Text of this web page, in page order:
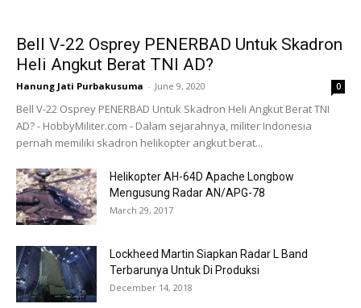
Bell V-22 Osprey PENERBAD Untuk Skadron
Heli Angkut Berat TNI AD?
Hanung Jati Purbakusuma - June 9, 2020 0
Bell V-22 Osprey PENERBAD Untuk Skadron Heli Angkut Berat TNI
AD? - HobbyMiliter.com - Dalam sejarahnya, militer Indonesia
pernah memiliki skadron helikopter angkut berat...
Helikopter AH-64D Apache Longbow
Mengusung Radar AN/APG-78
March 29, 2017
Lockheed Martin Siapkan Radar L Band
Terbarunya Untuk Di Produksi
December 14, 2018